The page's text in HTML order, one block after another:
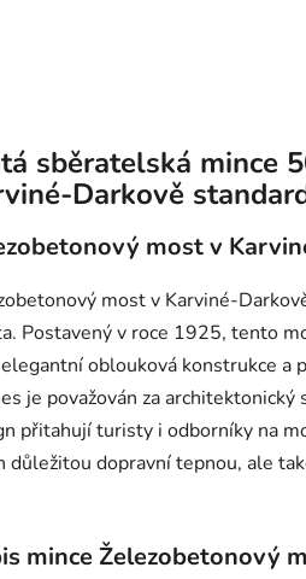
sběratelská mince
Darkově
most v
most v Karviné-
Postavený v roce 1925, tento
elegantní oblouková konstrukce
je považován za
přitahují turisty i odborníky na
důležitou dopravní tepnou, ale
mince Železobetonový